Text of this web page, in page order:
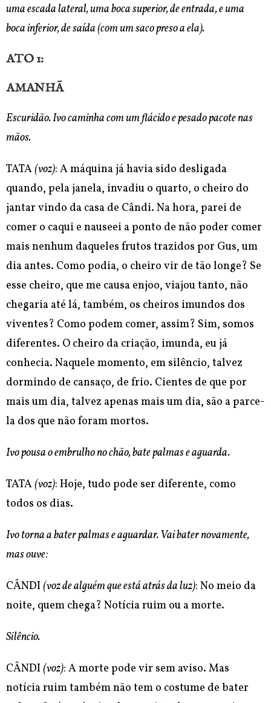
uma escada lateral, uma boca superior, de entrada, e uma
boca inferior, de saída (com um saco preso a ela).
ATO 1:
AMANHÃ
Escuridão. Ivo caminha com um flácido e pesado pacote nas
mãos.
TATA(voz): A máquina já havia sido desligada
quando, pela janela, invadiu o quarto, o cheiro do
jantar vindo da casa de Cândi. Na hora, parei de
comer o caqui e nauseei a ponto de não poder comer
mais nenhum daqueles frutos trazidos por Gus, um
dia antes. Como podia, o cheiro vir de tão longe? Se
esse cheiro, que me causa enjoo, viajou tanto, não
chegaria até lá, também, os cheiros imundos dos
viventes? Como podem comer, assim? Sim, somos
diferentes. O cheiro da criação, imunda, eu já
conhecia. Naquele momento, em silêncio, talvez
dormindo de cansaço, de frio. Cientes de que por
mais um dia, talvez apenas mais um dia, são a parce-
la dos que não foram mortos.
Ivo pousa o embrulho no chão, bate palmas e aguarda.
TATA(voz): Hoje, tudo pode ser diferente, como
todos os dias.
Ivo torna a bater palmas e aguardar. Vai bater novamente,
mas ouve:
CÂNDI (voz de alguém que está atrás da luz): No meio da
noite, quem chega? Notícia ruim ou a morte.
Silêncio.
CÂNDI (voz): A morte pode vir sem aviso. Mas
notícia ruim também não tem o costume de bater